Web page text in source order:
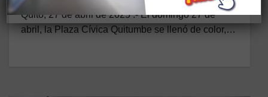
Quito, 27 de abril de 2025 .- El domingo 27 de
abril, la Plaza Cívica Quitumbe se llenó de color,…